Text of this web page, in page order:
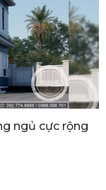
ngủ cực rộng